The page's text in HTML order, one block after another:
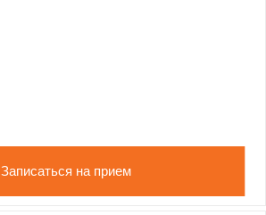
Записаться на прием